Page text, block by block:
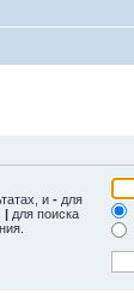
и - для
| для поиска